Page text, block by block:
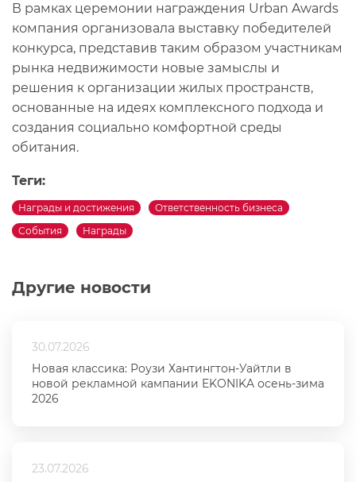
Другие новости
30.07.2026
Новая классика: Роузи Хантингтон-Уайтли в
новой рекламной кампании EKONIKA осень-зима
2026
23.07.2026
В рамках церемонии награждения Urban Awards
компания организовала выставку победителей
конкурса, представив таким образом участникам
рынка недвижимости новые замыслы и
решения к организации жилых пространств,
основанные на идеях комплексного подхода и
создания социально комфортной среды
обитания.
Теги:
Награды и достижения
Ответственность бизнеса
События
Награды